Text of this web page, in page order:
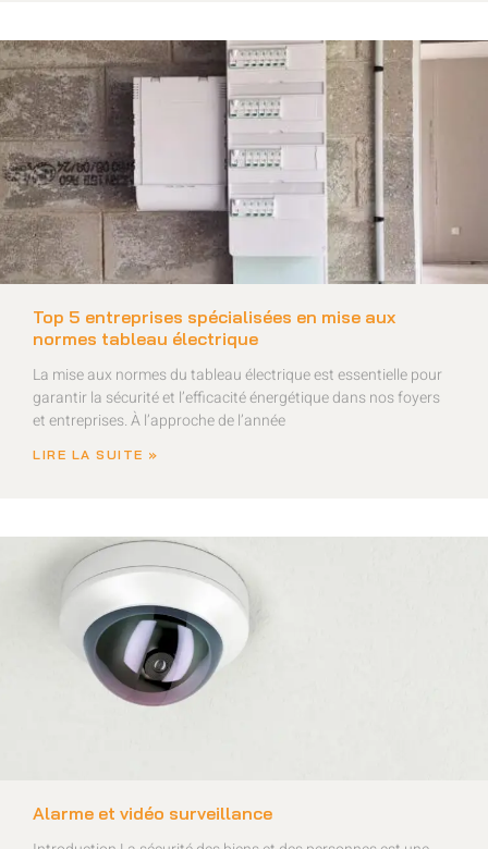
Top 5 entreprises spécialisées en mise aux
normes tableau électrique
La mise aux normes du tableau électrique est essentielle pour
garantir la sécurité et l’efficacité énergétique dans nos foyers
et entreprises. À l’approche de l’année
LIRE LA SUITE »
Alarme et vidéo surveillance